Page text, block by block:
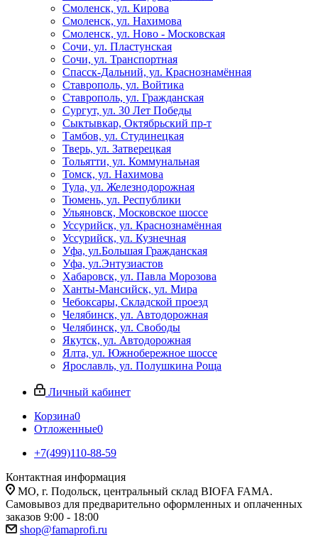
Смоленск, ул. Кирова
Смоленск, ул. Нахимова
Смоленск, ул. Ново - Московская
Сочи, ул. Пластунская
Сочи, ул. Транспортная
Спасск-Дальний, ул. Краснознамённая
Ставрополь, ул. Войтика
Ставрополь, ул. Гражданская
Сургут, ул. 30 Лет Победы
Сыктывкар, Октябрьский пр-т
Тамбов, ул. Студинецкая
Тверь, ул. Затверецкая
Тольятти, ул. Коммунальная
Томск, ул. Нахимова
Тула, ул. Железнодорожная
Тюмень, ул. Республики
Ульяновск, Московское шоссе
Уссурийск, ул. Краснознамённая
Уссурийск, ул. Кузнечная
Уфа, ул.Большая Гражданская
Уфа, ул.Энтузиастов
Хабаровск, ул. Павла Морозова
Ханты-Мансийск, ул. Мира
Чебоксары, Складской проезд
Челябинск, ул. Автодорожная
Челябинск, ул. Свободы
Якутск, ул. Автодорожная
Ялта, ул. Южнобережное шоссе
Ярославль, ул. Полушкина Роща
Личный кабинет
Корзина0
Отложенные0
+7(499)110-88-59
Контактная информация
МО, г. Подольск, центральный склад BIOFA FAMA.
Самовывоз для предварительно оформленных и оплаченных
заказов 9:00 - 18:00
shop@famaprofi.ru